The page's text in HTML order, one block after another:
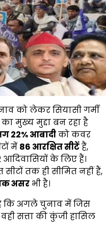
को लेकर सियासी गर्मी
का मुख्य मुद्दा बन रहा है
22%आबादीको कवर
में 86 आरक्षित सीटेंहैं,
के लिए हैं।
तक ही सीमित नहीं हैं,
असर भी है।
कि अगले चुनाव में जिस
सत्ता की कुंजी हासिल